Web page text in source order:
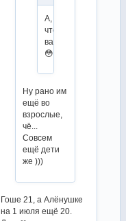
А,
что,
вариант
😳
Ну рано им
ещё во
взрослые,
чё...
Совсем
ещё дети
же )))
Гоше 21, а Алёнушке
на 1 июля ещё 20.